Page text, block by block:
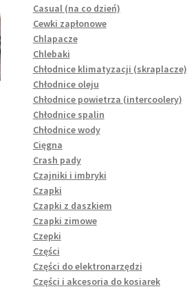
Casual (na co dzień)
Cewki zapłonowe
Chlapacze
Chlebaki
Chłodnice klimatyzacji (skraplacze)
Chłodnice oleju
Chłodnice powietrza (intercoolery)
Chłodnice spalin
Chłodnice wody
Cięgna
Crash pady
Czajniki i imbryki
Czapki
Czapki z daszkiem
Czapki zimowe
Czepki
Części
Części do elektronarzędzi
Części i akcesoria do kosiarek